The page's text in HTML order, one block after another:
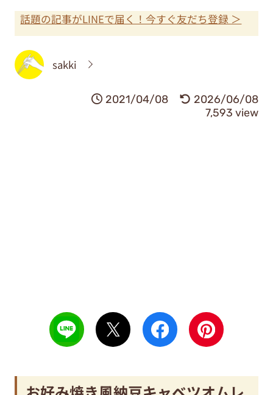
話題の記事がLINEで届く！今すぐ友だち登録 ＞
sakki
2021/04/08
2026/06/08
7,593 view